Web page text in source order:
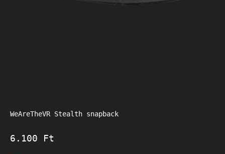
WeAreTheVR Stealth snapback
Akciós ár
6.100 Ft